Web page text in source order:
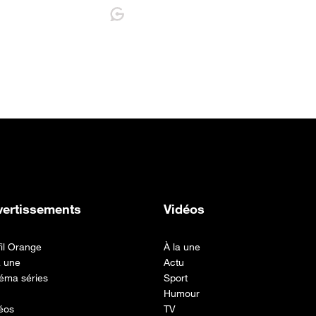
Orange
une
séries
Vidéos
À la une
Actu
Sport
Humour
TV